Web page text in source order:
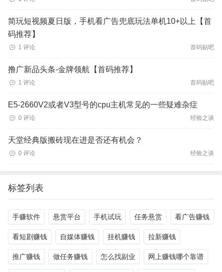
简玩短视频夏日版，手机看广告兜底玩法单机10+以上【首
码推荐】
1 评论 首码贴吧
撸广新品头条-金牌领航【首码推荐】
1 评论 首码贴吧
E5-2660V2或者V3型号的cpu主机常见的一些疑难杂症
0 评论 经验之谈
天堂经典版搬砖现在进是否还有机会？
0 评论 经验之谈
标签列表
手赚软件 悬赏平台 手机试玩 任务悬赏 看广告赚钱
看短剧赚钱 自媒体赚钱 挂机赚钱 拉新赚钱
推广赚钱 做任务赚钱 怎么找副业 网上赚钱哪个靠谱